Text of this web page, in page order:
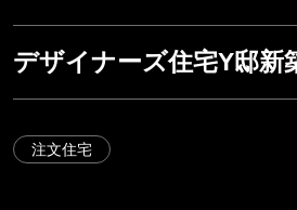
デザイナーズ住宅Y邸新
注文住宅